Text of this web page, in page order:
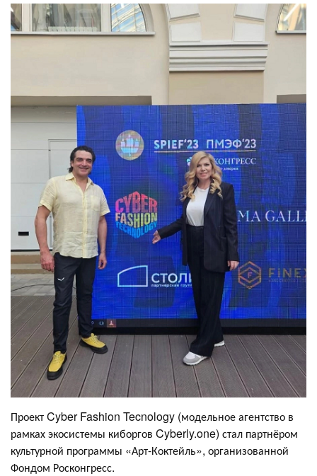
Проект Cyber Fashion Tecnology (модельное агентство в
рамках экосистемы киборгов Cyberly.one) стал партнёром
культурной программы «Арт-Коктейль», организованной
Фондом Росконгресс.